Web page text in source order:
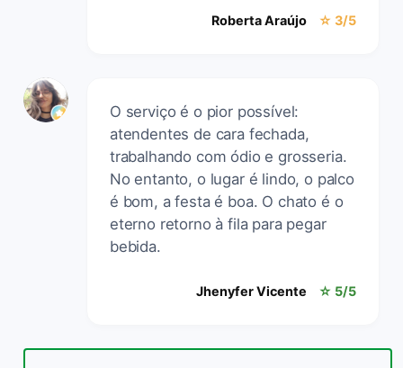
Roberta Araújo ☆ 3/5
O serviço é o pior possível:
atendentes de cara fechada,
trabalhando com ódio e grosseria.
No entanto, o lugar é lindo, o palco
é bom, a festa é boa. O chato é o
eterno retorno à fila para pegar
bebida.
Jhenyfer Vicente ☆ 5/5